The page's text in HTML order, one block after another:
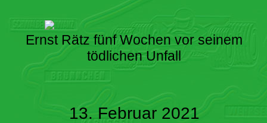
Ernst Rätz fünf Wochen vor seinem
tödlichen Unfall
13. Februar 2021